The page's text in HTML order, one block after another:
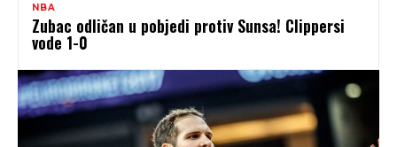
NBA
Zubac odličan u pobjedi protiv Sunsa! Clippersi
vode 1-0